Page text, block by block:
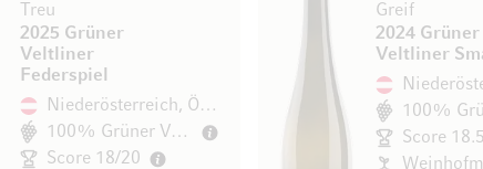
Treu
2025 Grüner
Veltliner
Federspiel
Niederösterreich, Österreich
100% Grüner Veltliner
Score 18/20
Greif
2024 Grüner
Veltliner
Score